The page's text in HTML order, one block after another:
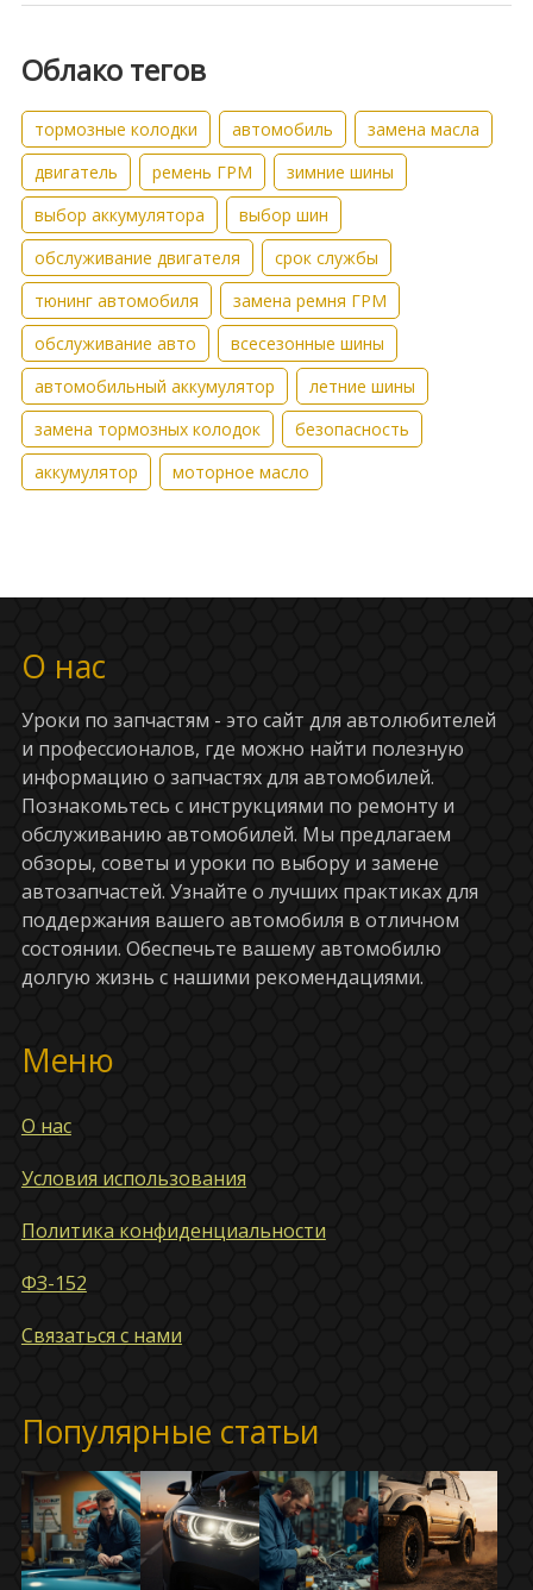
Облако тегов
тормозные колодки автомобиль
замена масла
двигатель
ремень ГРМ
зимние шины
выбор аккумулятора
выбор шин
обслуживание двигателя
срок службы
тюнинг автомобиля
замена ремня ГРМ
обслуживание авто
всесезонные шины
автомобильный аккумулятор
летние шины
замена тормозных колодок
безопасность
аккумулятор
моторное масло
О нас
Уроки по запчастям - это сайт для автолюбителей
и профессионалов, где можно найти полезную
информацию о запчастях для автомобилей.
Познакомьтесь с инструкциями по ремонту и
обслуживанию автомобилей. Мы предлагаем
обзоры, советы и уроки по выбору и замене
автозапчастей. Узнайте о лучших практиках для
поддержания вашего автомобиля в отличном
состоянии. Обеспечьте вашему автомобилю
долгую жизнь с нашими рекомендациями.
Меню
О нас
Условия использования
Политика конфиденциальности
ФЗ-152
Связаться с нами
Популярные статьи